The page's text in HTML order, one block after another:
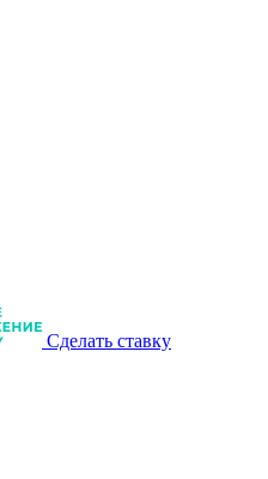
Сделать ставку